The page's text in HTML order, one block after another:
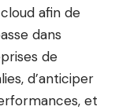
afin de
dans
de
d’anticiper
et